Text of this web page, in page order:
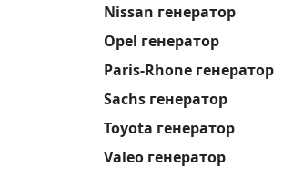
Nissan генератор
Opel генератор
Paris-Rhone генератор
Sachs генератор
Toyota генератор
Valeo генератор